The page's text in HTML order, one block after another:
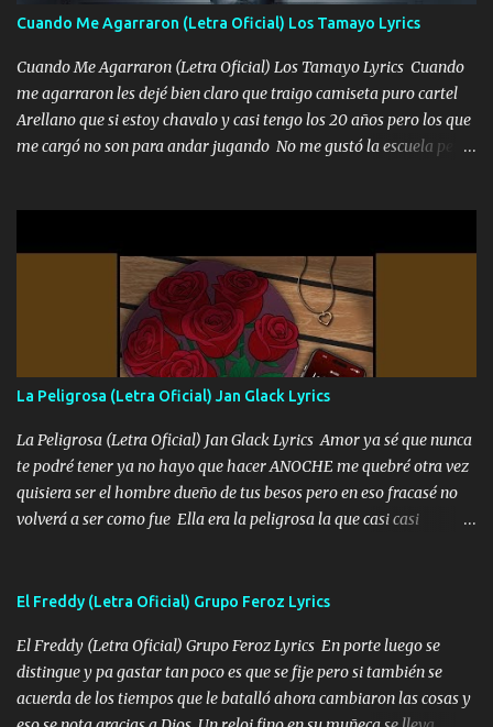
aunque ustedes no sepan Pero la vida es muy corta Hay que
echarle chingazos Y seguir trabajando porque nada es...
Cuando Me Agarraron (Letra Oficial) Los Tamayo Lyrics
Cuando Me Agarraron (Letra Oficial) Los Tamayo Lyrics Cuando
me agarraron les dejé bien claro que traigo camiseta puro cartel
Arellano que si estoy chavalo y casi tengo los 20 años pero los que
me cargó no son para andar jugando No me gustó la escuela pero
Yo Soy El De Las Pacas Sobrino Del Brazo Armad0 Con mi Glock
fajado y mi R terciado me van a ver allá por TJ para un licenciado
mando un abrazo andamos al cien Choritas también Música
Ando en la colonia bien acelerado traigo un M2 que nunca me ha
fallado para mi compadre mandó un fuerte abrazo también al
Especial sabe que lo apreciamos En los mejores antros me verán
tomando con mujeres hermosas y botellas destapando siempre
bien cuidado bien atrabancado y a los que me conocen ya saben de
lo que hablo Entre lob...
La Peligrosa (Letra Oficial) Jan Glack Lyrics
La Peligrosa (Letra Oficial) Jan Glack Lyrics Amor ya sé que nunca
te podré tener ya no hayo que hacer ANOCHE me quebré otra vez
quisiera ser el hombre dueño de tus besos pero en eso fracasé no
volverá a ser como fue Ella era la peligrosa la que casi casi
años solo pienso en ti mami no me crees se que no me crees
quieren billetes y yo que solo ocupo verte Recuerdo echábamos
pasión en la troca tus labios besándome yo quitándote la ropa no
quiero que sea nunca con otra yo quiero llevarte a la Luna y si
El Freddy (Letra Oficial) Grupo Feroz Lyrics
El Freddy (Letra Oficial) Grupo Feroz Lyrics En porte luego se
distingue y pa gastar tan poco es que se fije pero si también se
acuerda de los tiempos que le batalló ahora cambiaron las cosas y